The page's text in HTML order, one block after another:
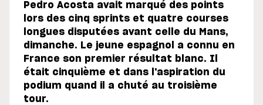
Pedro Acosta avait marqué des points
lors des cinq sprints et quatre courses
longues disputées avant celle du Mans,
dimanche. Le jeune espagnol a connu en
France son premier résultat blanc. Il
était cinquième et dans l'aspiration du
podium quand il a chuté au troisième
tour.